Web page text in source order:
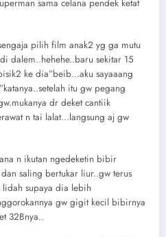
sama celana pendek ketat
pilih film anak2 yg ga mutu
dalem..hehehe..baru sekitar 15
ke dia”beib…aku sayaaang
itu gw pegang
dr deket cantiik
n tai lalat…langsung aj gw
n ikutan ngedeketin bibir
saling bertukar liur..gw terus
supaya dia lebih
gw gigit kecil bibirnya
32Bnya..